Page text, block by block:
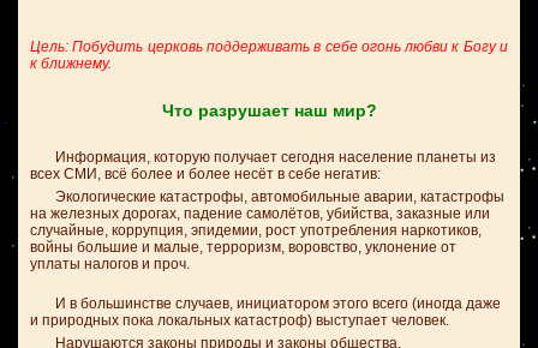
Цель: Побудить церковь поддерживать в себе огонь любви к Богу и
к ближнему.
Что разрушает наш мир?
Информация, которую получает сегодня население планеты из
всех СМИ, всё более и более несёт в себе негатив:
Экологические катастрофы, автомобильные аварии, катастрофы
на железных дорогах, падение самолётов, убийства, заказные или
случайные, коррупция, эпидемии, рост употребления наркотиков,
войны большие и малые, терроризм, воровство, уклонение от
уплаты налогов и проч.
И в большинстве случаев, инициатором этого всего (иногда даже
и природных пока локальных катастроф) выступает человек.
Нарушаются законы природы и законы общества,